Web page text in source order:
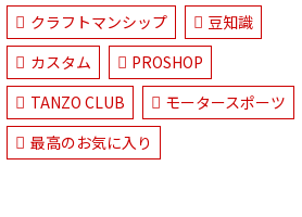
クラフトマンシップ
豆知識
カスタム
PROSHOP
TANZO CLUB
モータースポーツ
最高のお気に入り